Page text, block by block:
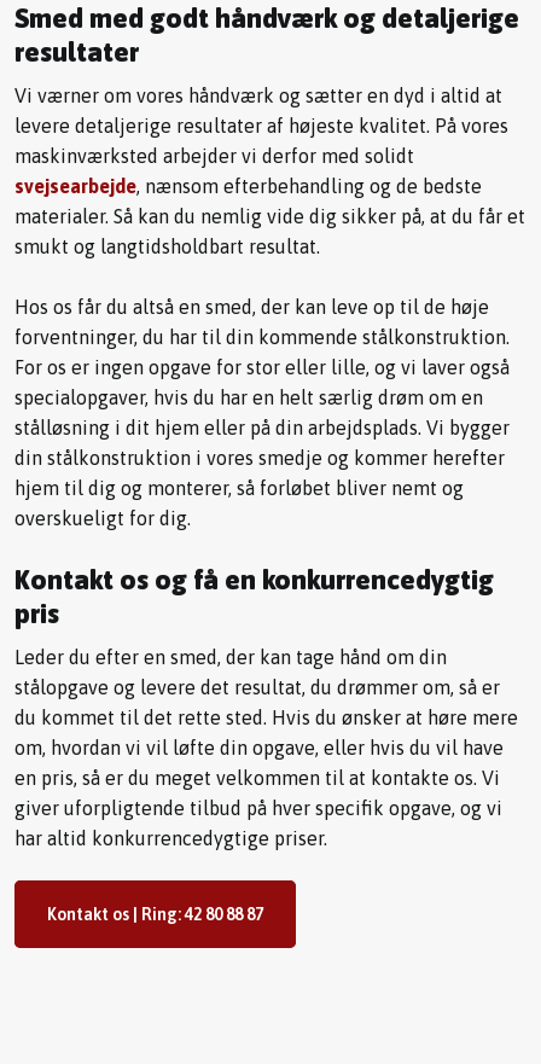
Smed med godt håndværk og detaljerige
resultater
Vi værner om vores håndværk og sætter en dyd i altid at
levere detaljerige resultater af højeste kvalitet. På vores
maskinværksted arbejder vi derfor med solidt
svejsearbejde, nænsom efterbehandling og de bedste
materialer. Så kan du nemlig vide dig sikker på, at du får et
smukt og langtidsholdbart resultat.
Hos os får du altså en smed, der kan leve op til de høje
forventninger, du har til din kommende stålkonstruktion.
For os er ingen opgave for stor eller lille, og vi laver også
specialopgaver, hvis du har en helt særlig drøm om en
stålløsning i dit hjem eller på din arbejdsplads. Vi bygger
din stålkonstruktion i vores smedje og kommer herefter
hjem til dig og monterer, så forløbet bliver nemt og
overskueligt for dig.
Kontakt os og få en konkurrencedygtig
pris
Leder du efter en smed, der kan tage hånd om din
stålopgave og levere det resultat, du drømmer om, så er
du kommet til det rette sted. Hvis du ønsker at høre mere
om, hvordan vi vil løfte din opgave, eller hvis du vil have
en pris, så er du meget velkommen til at kontakte os. Vi
giver uforpligtende tilbud på hver specifik opgave, og vi
har altid konkurrencedygtige priser.
Kontakt os | Ring​: 42 80 88 87